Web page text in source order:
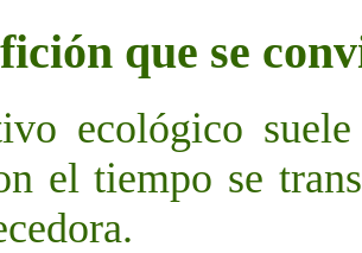
que se
ecológico
el tiempo se